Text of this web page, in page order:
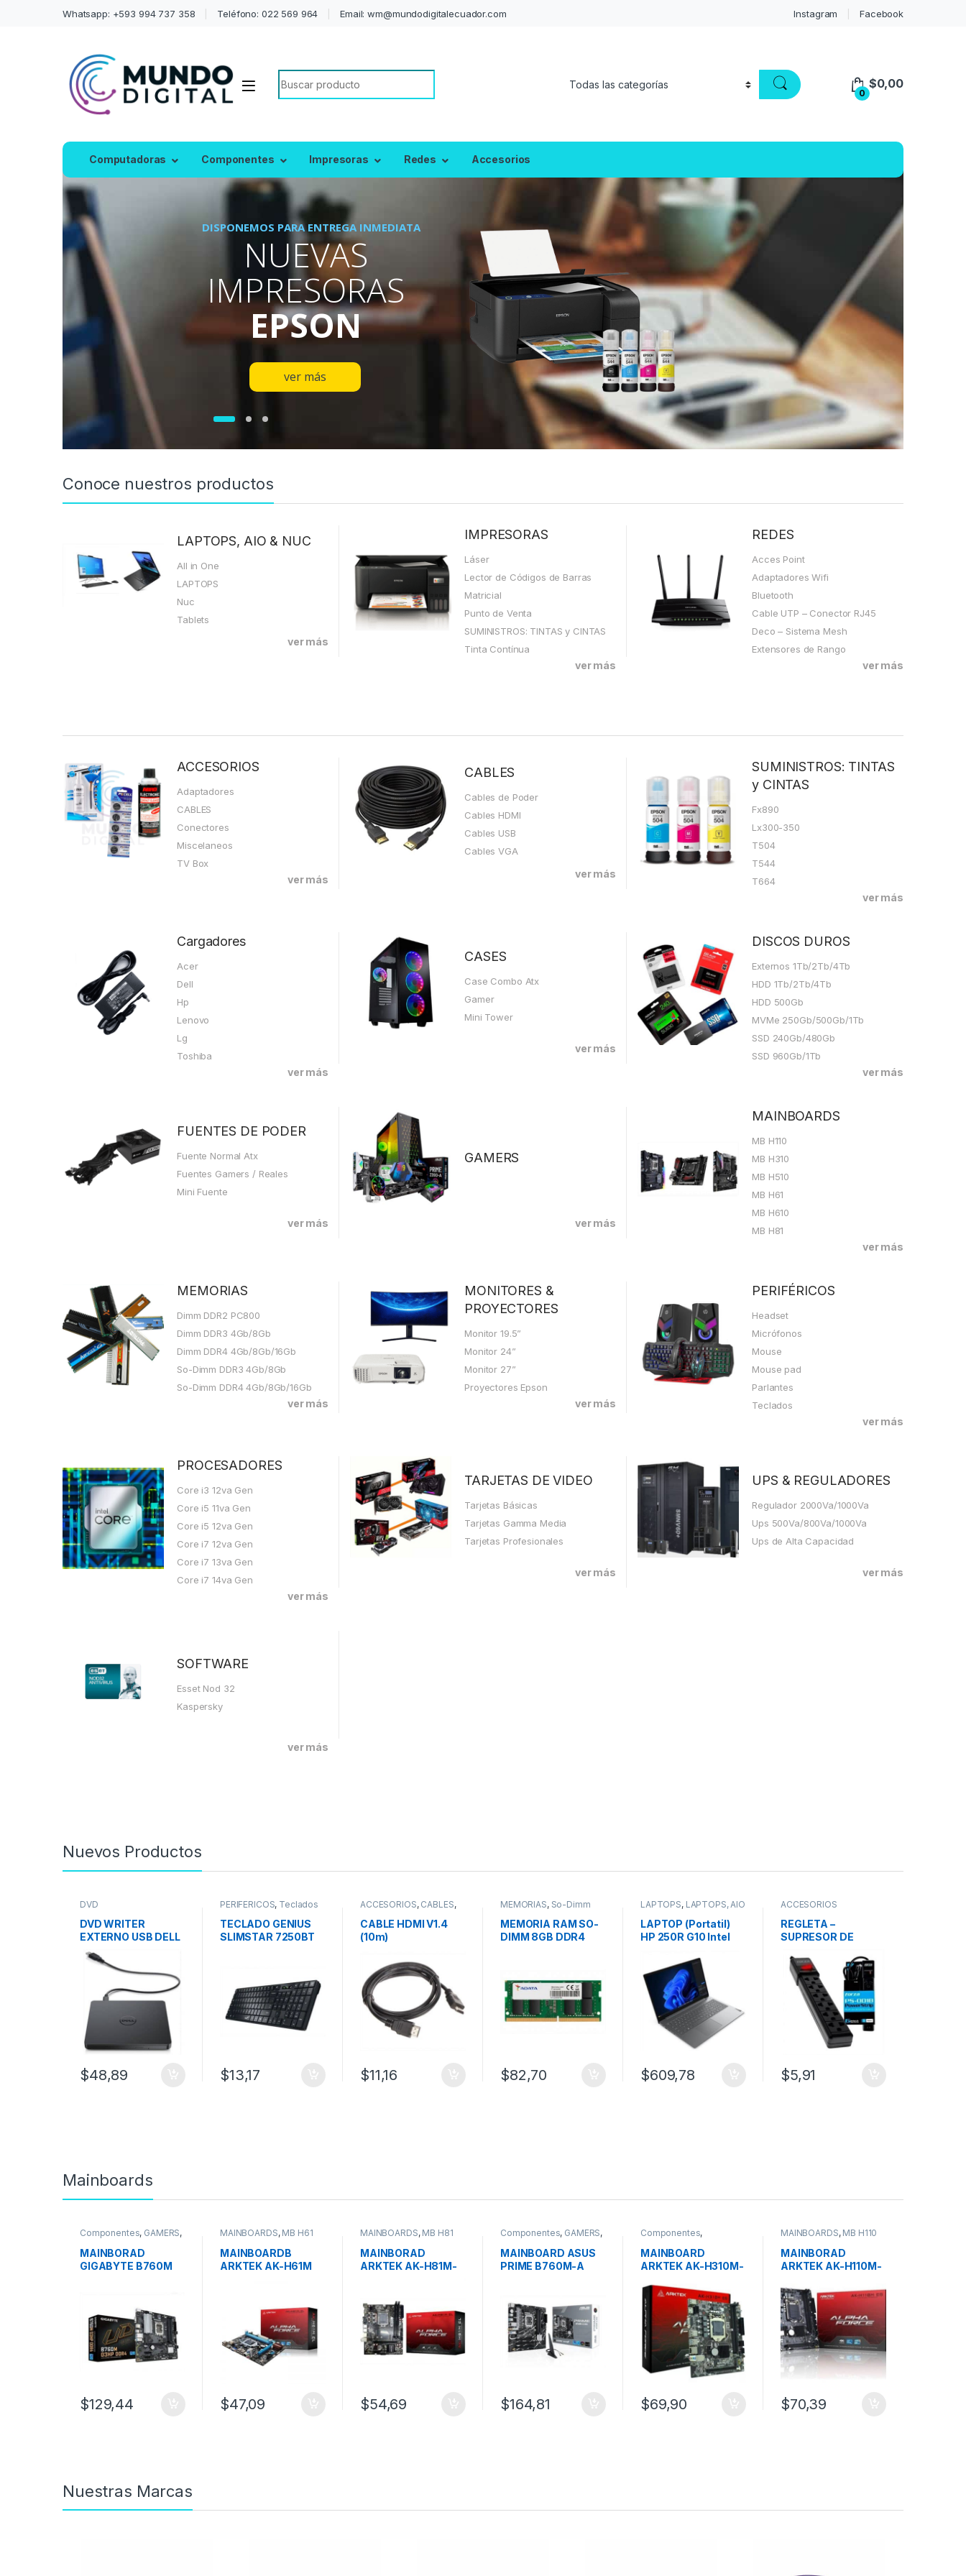
Whatsapp: +593 994 737 358 Teléfono: 022 569 964 Email: wm@mundodigitalecuador.com Instagram Facebook
Search for:
0
$0,00
Computadoras Componentes Impresoras Redes Accesorios
NUEVAS
IMPRESORAS
EPSON
DISPONEMOS PARA ENTREGA INMEDIATA
ver más
Conoce nuestros productos
LAPTOPS, AIO & NUC
All in One
LAPTOPS
Nuc
Tablets
ver más
IMPRESORAS
Láser
Lector de Códigos de Barras
Matricial
Punto de Venta
SUMINISTROS: TINTAS y CINTAS
Tinta Contínua
ver más
REDES
Acces Point
Adaptadores Wifi
Bluetooth
Cable UTP – Conector RJ45
Deco – Sistema Mesh
Extensores de Rango
ver más
ACCESORIOS
Adaptadores
CABLES
Conectores
Miscelaneos
TV Box
ver más
CABLES
Cables de Poder
Cables HDMI
Cables USB
Cables VGA
ver más
SUMINISTROS: TINTAS
y CINTAS
Fx890
Lx300-350
T504
T544
T664
ver más
Cargadores
Acer
Dell
Hp
Lenovo
Lg
Toshiba
ver más
CASES
Case Combo Atx
Gamer
Mini Tower
ver más
DISCOS DUROS
Externos 1Tb/2Tb/4Tb
HDD 1Tb/2Tb/4Tb
HDD 500Gb
MVMe 250Gb/500Gb/1Tb
SSD 240Gb/480Gb
SSD 960Gb/1Tb
ver más
FUENTES DE PODER
Fuente Normal Atx
Fuentes Gamers / Reales
Mini Fuente
ver más
GAMERS
ver más
MAINBOARDS
MB H110
MB H310
MB H510
MB H61
MB H610
MB H81
ver más
MEMORIAS
Dimm DDR2 PC800
Dimm DDR3 4Gb/8Gb
Dimm DDR4 4Gb/8Gb/16Gb
So-Dimm DDR3 4Gb/8Gb
So-Dimm DDR4 4Gb/8Gb/16Gb
ver más
MONITORES &
PROYECTORES
Monitor 19.5”
Monitor 24”
Monitor 27”
Proyectores Epson
ver más
PERIFÉRICOS
Headset
Micrófonos
Mouse
Mouse pad
Parlantes
Teclados
ver más
PROCESADORES
Core i3 12va Gen
Core i5 11va Gen
Core i5 12va Gen
Core i7 12va Gen
Core i7 13va Gen
Core i7 14va Gen
ver más
TARJETAS DE VIDEO
Tarjetas Básicas
Tarjetas Gamma Media
Tarjetas Profesionales
ver más
UPS & REGULADORES
Regulador 2000Va/1000Va
Ups 500Va/800Va/1000Va
Ups de Alta Capacidad
ver más
SOFTWARE
Esset Nod 32
Kaspersky
ver más
Nuevos Productos
DVD
DVD WRITER
EXTERNO USB DELL
$48,89
PERIFÉRICOS, Teclados
TECLADO GENIUS
SLIMSTAR 7250BT
$13,17
ACCESORIOS, CABLES,
CABLE HDMI V1.4
(10m)
$11,16
MEMORIAS, So-Dimm
DDR4 4Gb/8Gb/16Gb
MEMORIA RAM SO-
DIMM 8GB DDR4
$82,70
LAPTOPS, LAPTOPS, AIO
LAPTOP (Portatil)
HP 250R G10 Intel
16GB/512GB/15.6″/Si
lver /Free DOS
$609,78
ACCESORIOS
REGLETA –
SUPRESOR DE
001B 6 TOMAS 110V
$5,91
Mainboards
Componentes, GAMERS,
MAINBOARDS
MAINBORAD
GIGABYTE B760M
$129,44
MAINBOARDS, MB H61
MAINBOARDB
ARKTEK AK-H61M
$47,09
MAINBOARDS, MB H81
MAINBORAD
ARKTEK AK-H81M-
$54,69
Componentes, GAMERS,
MAINBOARDS
MAINBOARD ASUS
PRIME B760M-A
DDR5 – Wifi 6 – M.2
$164,81
Componentes,
MAINBOARDS
MAINBOARD
ARKTEK AK-H310M-
8va / 9na
Generacion
$69,90
MAINBOARDS, MB H110
MAINBORAD
ARKTEK AK-H110M-
1151 6ta / 7ma / 8va
Generación
$70,39
Nuestras Marcas